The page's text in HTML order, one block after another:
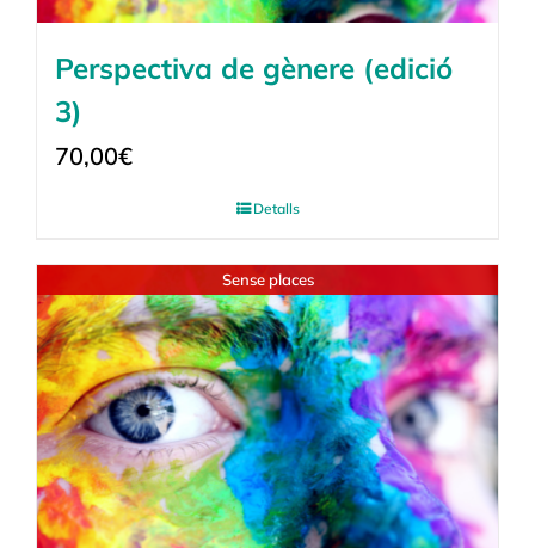
Perspectiva de gènere (edició
3)
70,00€
Detalls
Sense places